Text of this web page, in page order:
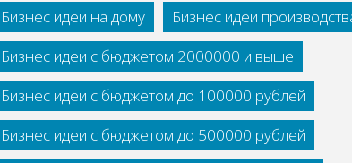
Бизнес идеи на дому
Бизнес идеи
Бизнес идеи с бюджетом 2000000 и выше
Бизнес идеи с бюджетом до 100000 рублей
Бизнес идеи с бюджетом до 500000 рублей